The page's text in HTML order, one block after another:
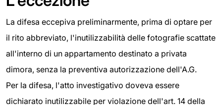
La difesa eccepiva preliminarmente, prima di optare per
il rito abbreviato, l'inutilizzabilità delle fotografie scattate
all'interno di un appartamento destinato a privata
dimora, senza la preventiva autorizzazione dell'A.G.
Per la difesa, l'atto investigativo doveva essere
dichiarato inutilizzabile per violazione dell'art. 14 della